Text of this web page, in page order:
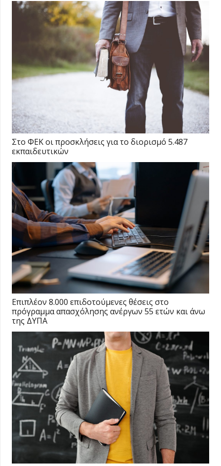
Στο ΦΕΚ οι προσκλήσεις για το διορισμό 5.487
εκπαιδευτικών
Επιπλέον 8.000 επιδοτούμενες θέσεις στο
πρόγραμμα απασχόλησης ανέργων 55 ετών και άνω
της ΔΥΠΑ